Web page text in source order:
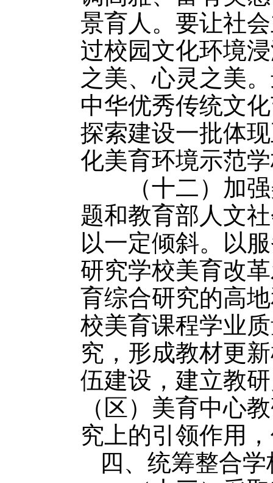
景育人。要让社
过校园文化环境
之美、心灵之美
中华优秀传统文
探索建设一批体
化美育环境示范
（十二）加强
题和教育部人文
以一定倾斜。以
研究学校美育改
育综合研究的高
校美育课程学业
究，形成教材更
伍建设，建立教
（区）美育中心
究上的引领作用
四、统筹整合